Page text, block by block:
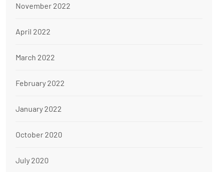
November 2022
April 2022
March 2022
February 2022
January 2022
October 2020
July 2020